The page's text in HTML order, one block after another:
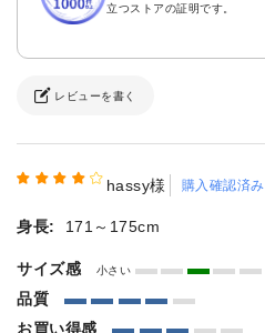
立つストアの証明です。
レビューを書く
hassy様 購入確認済み
身長: 171～175cm
サイズ感 小さい
品質
お買い得感